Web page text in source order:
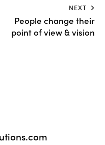
NEXT
People change their
point of view & vision